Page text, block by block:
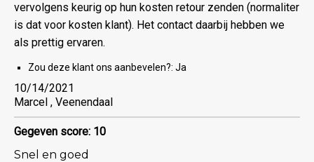
vervolgens keurig op hun kosten retour zenden (normaliter
is dat voor kosten klant). Het contact daarbij hebben we
als prettig ervaren.
Zou deze klant ons aanbevelen?: Ja
10/14/2021
Marcel , Veenendaal
Gegeven score: 10
Snel en goed